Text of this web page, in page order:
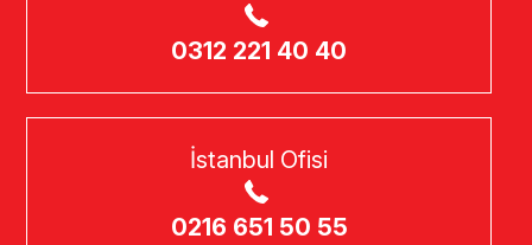
0312 221 40 40
İstanbul Ofisi
0216 651 50 55